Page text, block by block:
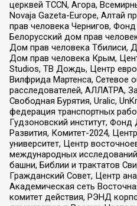
церквей TCCN, Агора,
Novaja Gazeta-Europe, Алтай
прав человека Чернигов,
Белорусский дом прав
Дом прав человека Тбилиси,
Дом прав человека Крым,
Studios, ТВ Дождь, Центр
Вилфрида Мартенса, Сетевое
расследователей, АЛЛАТРА,
Свободная Бурятия, Uralic,
федерация транспортных
Гудзоновский институт, Фонд
Развития, Комитет-2024,
университет, Центр
международных
башни, Библии и трактатов
Гражданский Совет, Центр
Академическая сеть
комитет действия, РЭНД